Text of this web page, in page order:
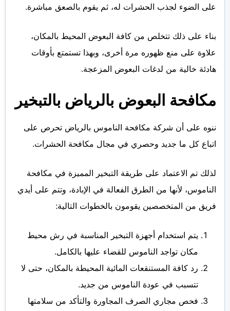
على الضوء لجذب الحشرات له، ثم يقوم بالصعق مباشرة.
بناء على ذلك تتخلص من كافة البعوض المحيط بالمكان،
علاوة على منع ظهوره مرة أخرى، وبهذا تستمتع بأوقات
هادئة خالية من لدغات البعوض المزعجة.
مكافحة البعوض بالرياض بالتبخير
ننوه على أن شركة مكافحة الناموس بالرياض تحرص على
اتباع كل ما جديد وحصري في مجال مكافحة الحشرات.
لذلك تم الاعتماد على طريقة التبخير المميزة في مكافحة
الناموس، لأنها من الطرق الفعالة في الإبادة، وتتم على أيدي
فريق من المتخصصين يقومون بالخطوات التالية:
يتم استخدام أجهزة التبخير المناسبة في رش محيط
مكان تواجد الناموس للقضاء عليها بالكامل.
رد كافة المستنقعات المائية المحيطة بالمكان، حتى لا
تتسبب في عودة الناموس من جديد.
فحص مجاري الصرف المجاورة والتأكد من سلامتها